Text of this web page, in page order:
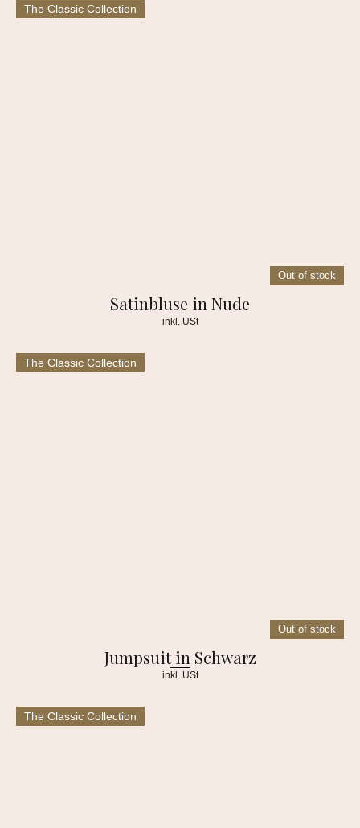
The Classic Collection
Out of stock
Satinbluse in Nude
inkl. USt
The Classic Collection
Out of stock
Jumpsuit in Schwarz
inkl. USt
The Classic Collection